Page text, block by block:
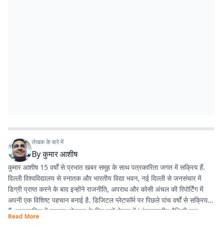
लेखक के बारे में
Byकुमार आशीष
कुमार आशीष 15 वर्षों से प्रभात खबर समूह के साथ पत्रकारिता जगत में सक्रिय हैं.
दिल्ली विश्वविद्यालय से स्नातक और भारतीय विद्या भवन, नई दिल्ली से जनसंचार में
डिग्री प्राप्त करने के बाद इन्होंने राजनीति, अपराध और कोसी अंचल की रिपोर्टिंग में
अपनी एक विशिष्ट पहचान बनाई है. डिजिटल प्लेटफॉर्म पर पिछले पांच वर्षों से सक्रिय
हैं. पत्रकारिता में उत्कृष्ट योगदान के लिए इन्हें नेपाल में 'अंतरराष्ट्रीय मैथिली युवा
पत्रकारिता सम्मान' से नवाजा जा चुका है.
Read More